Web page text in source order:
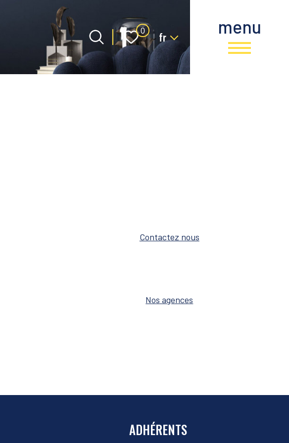
menu
0 Langue
fr
Contactez nous
Nos agences
ADHÉRENTS